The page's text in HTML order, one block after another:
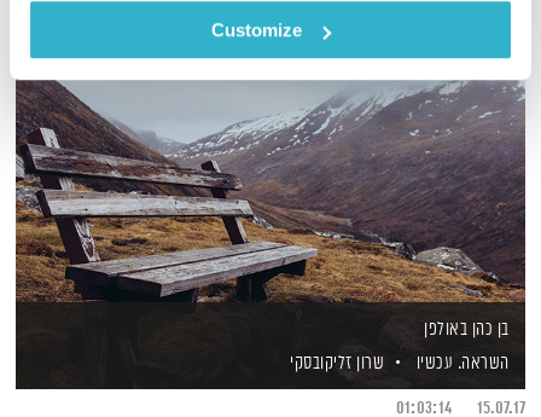
Customize
בן כהן באולפן
השראה. עכשיו
שרון זליקובסקי
15.07.17
01:03:14